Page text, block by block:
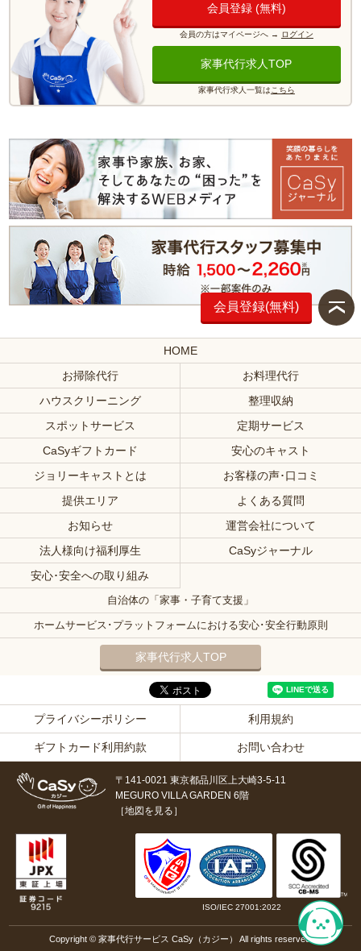
会員登録 (無料)
会員の方はマイページへ→ ログイン
家事代行求人TOP
家事代行求人一覧はこちら
会員登録(無料)
HOME
お掃除代行
お料理代行
ハウスクリーニング
整理収納
スポットサービス
定期サービス
CaSyギフトカード
安心のキャスト
ジョリーキャストとは
お客様の声･口コミ
提供エリア
よくある質問
お知らせ
運営会社について
法人様向け福利厚生
CaSyジャーナル
安心･安全への取り組み
自治体の「家事・子育て支援」
ホームサービス･プラットフォームにおける安心･安全行動原則
家事代行求人TOP
プライバシーポリシー 利用規約
ギフトカード利用約款 お問い合わせ
〒141-0021 東京都品川区上大崎3-5-11
MEGURO VILLA GARDEN 6階
［地図を見る ］
ISO/IEC 27001:2022
Copyright © 家事代行サービス CaSy（カジー） All rights reserved.